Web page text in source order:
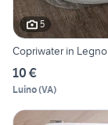
5
Copriwater in Legno
10 €
Luino(VA)